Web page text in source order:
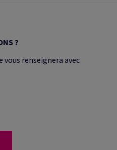
?
renseignera avec